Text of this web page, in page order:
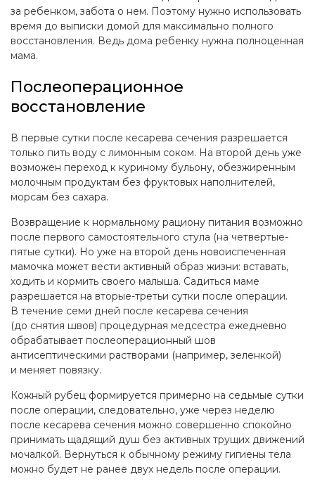
за ребенком, забота о нем. Поэтому нужно использовать
время до выписки домой для максимально полного
восстановления. Ведь дома ребенку нужна полноценная
мама.
Послеоперационное
восстановление
В первые сутки после кесарева сечения разрешается
только пить воду с лимонным соком. На второй день уже
возможен переход к куриному бульону, обезжиренным
молочным продуктам без фруктовых наполнителей,
морсам без сахара.
Возвращение к нормальному рациону питания возможно
после первого самостоятельного стула (на четвертые-
пятые сутки). Но уже на второй день новоиспеченная
мамочка может вести активный образ жизни: вставать,
ходить и кормить своего малыша. Садиться маме
разрешается на вторые-третьи сутки после операции.
В течение семи дней после кесарева сечения
(до снятия швов) процедурная медсестра ежедневно
обрабатывает послеоперационный шов
антисептическими растворами (например, зеленкой)
и меняет повязку.
Кожный рубец формируется примерно на седьмые сутки
после операции, следовательно, уже через неделю
после кесарева сечения можно совершенно спокойно
принимать щадящий душ без активных трущих движений
мочалкой. Вернуться к обычному режиму гигиены тела
можно будет не ранее двух недель после операции.